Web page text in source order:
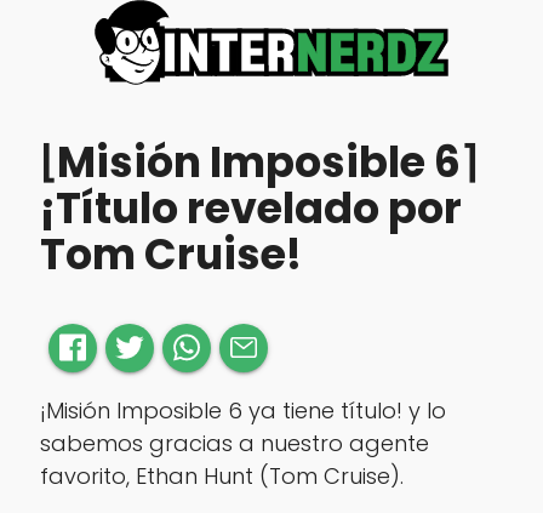
⌊Misión Imposible 6⌉
¡Título revelado por
Tom Cruise!
¡Misión Imposible 6 ya tiene título! y lo
sabemos gracias a nuestro agente
favorito, Ethan Hunt (Tom Cruise).